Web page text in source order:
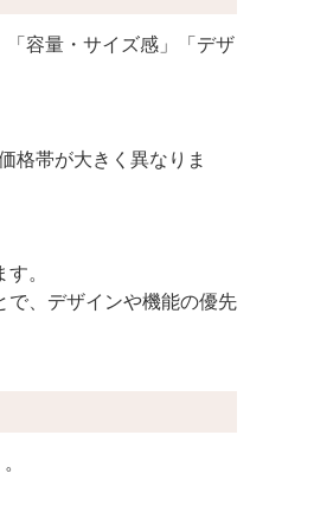
容量・サイズ感」「デザ
格帯が大きく異なりま
。
、デザインや機能の優先